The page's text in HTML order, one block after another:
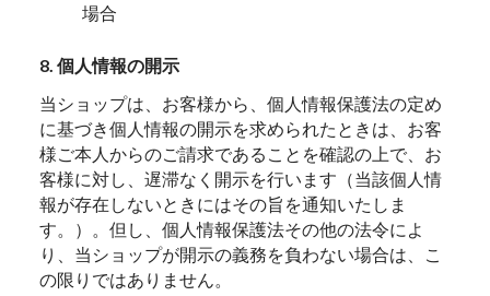
場合
8. 個人情報の開示
当ショップは、お客様から、個人情報保護法の定め
に基づき個人情報の開示を求められたときは、お客
様ご本人からのご請求であることを確認の上で、お
客様に対し、遅滞なく開示を行います（当該個人情
報が存在しないときにはその旨を通知いたしま
す。）。但し、個人情報保護法その他の法令によ
り、当ショップが開示の義務を負わない場合は、こ
の限りではありません。